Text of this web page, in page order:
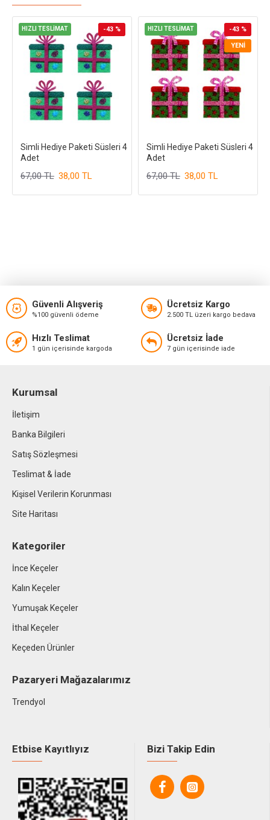
HIZLI TESLİMAT -43 %
Simli Hediye Paketi Süsleri 4
Adet
38,00 TL
67,00 TL
HIZLI TESLİMAT
YENI
-43 %
Simli Hediye Paketi Süsleri 4
Adet
38,00 TL
67,00 TL
Güvenli Alışveriş
%100 güvenli ödeme
Ücretsiz Kargo
2.500 TL üzeri kargo bedava
Hızlı Teslimat
1 gün içerisinde kargoda
Ücretsiz İade
7 gün içerisinde iade
Kurumsal
İletişim
Banka Bilgileri
Satış Sözleşmesi
Teslimat & İade
Kişisel Verilerin Korunması
Site Haritası
Kategoriler
İnce Keçeler
Kalın Keçeler
Yumuşak Keçeler
İthal Keçeler
Keçeden Ürünler
Pazaryeri Mağazalarımız
Trendyol
Etbise Kayıtlıyız Bizi Takip Edin